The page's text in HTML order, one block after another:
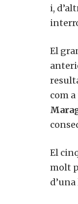
i,
El
com
El
molt